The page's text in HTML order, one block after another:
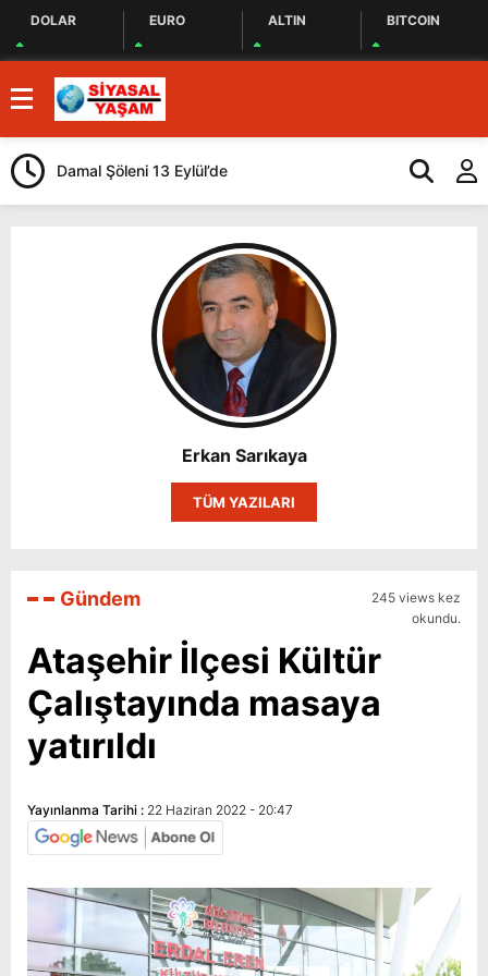
DOLAR EURO ALTIN BITCOIN
Damal Şöleni 13 Eylül’de
Kars
Erkan Sarıkaya
TÜM YAZILARI
Gündem
245 views kez
okundu.
Ataşehir İlçesi Kültür
Çalıştayında masaya
yatırıldı
Yayınlanma Tarihi : 22 Haziran 2022 - 20:47